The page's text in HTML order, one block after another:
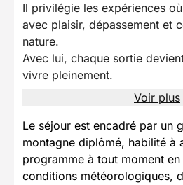
Il privilégie les expériences
avec plaisir, dépassement et
nature.
Avec lui, chaque sortie
vivre pleinement.
Voir plus
Le séjour est encadré par un
montagne diplômé, habilité à
programme à tout moment
conditions météorologiques,